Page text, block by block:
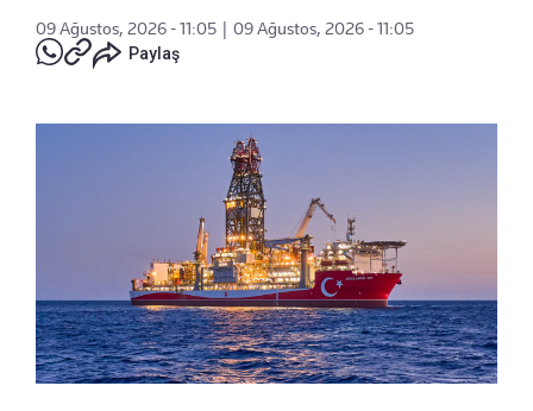
09 Ağustos, 2026 - 11:05
09 Ağustos, 2026 - 11:05
Paylaş